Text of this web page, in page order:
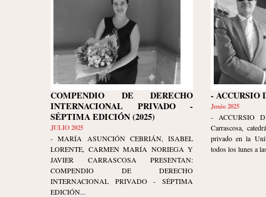
COMPENDIO DE DERECHO
INTERNACIONAL PRIVADO -
SÉPTIMA EDICIÓN (2025)
JULIO 2025
- MARÍA ASUNCIÓN CEBRIÁN, ISABEL
LORENTE, CARMEN MARÍA NORIEGA Y
JAVIER CARRASCOSA PRESENTAN:
COMPENDIO DE DERECHO
INTERNACIONAL PRIVADO - SÉPTIMA
EDICIÓN...
- ACCURSIO
Junio 2025
- ACCURSIO
Carrascosa,
privado en la
todos los lunes a